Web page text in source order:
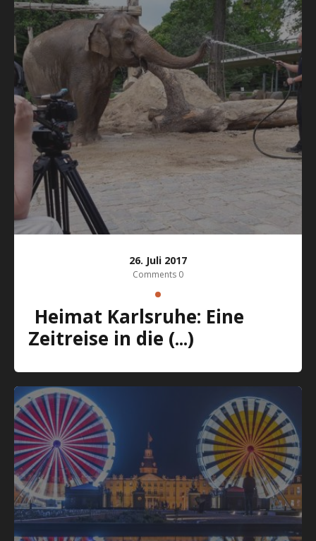
26. Juli 2017
Comments 0
Heimat Karlsruhe: Eine
Zeitreise in die (...)